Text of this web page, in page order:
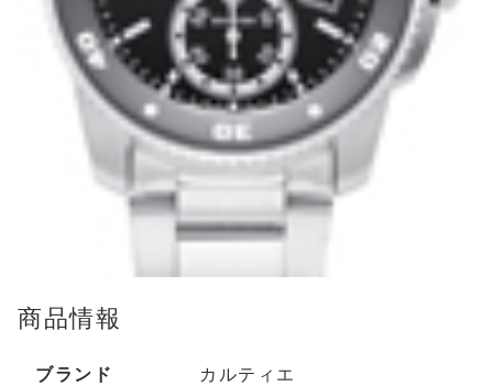
商品情報
ブランド カルティエ